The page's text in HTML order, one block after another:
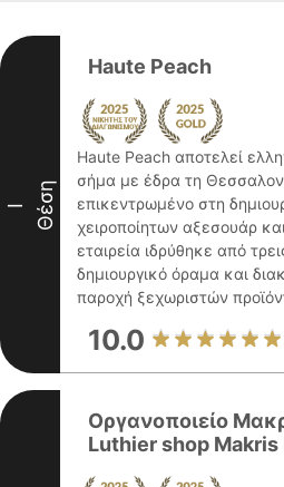
I Θέση
Haute Peach
Haute Peach αποτελεί
σήμα με έδρα τη
επικεντρωμένο στη
χειροποίητων αξεσουάρ
εταιρεία ιδρύθηκε από
δημιουργικό όραμα και
παροχή ξεχωριστών
10.0
Οργανοποιείο
Luthier shop